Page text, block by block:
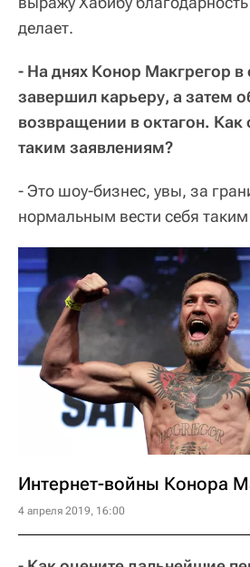
делает.
- На днях Конор Макгрегор в
завершил карьеру, а затем
возвращении в октагон. Как
таким заявлениям?
- Это шоу-бизнес, увы, за
нормальным вести себя
Интернет-войны Конора
4 апреля 2019, 16:00